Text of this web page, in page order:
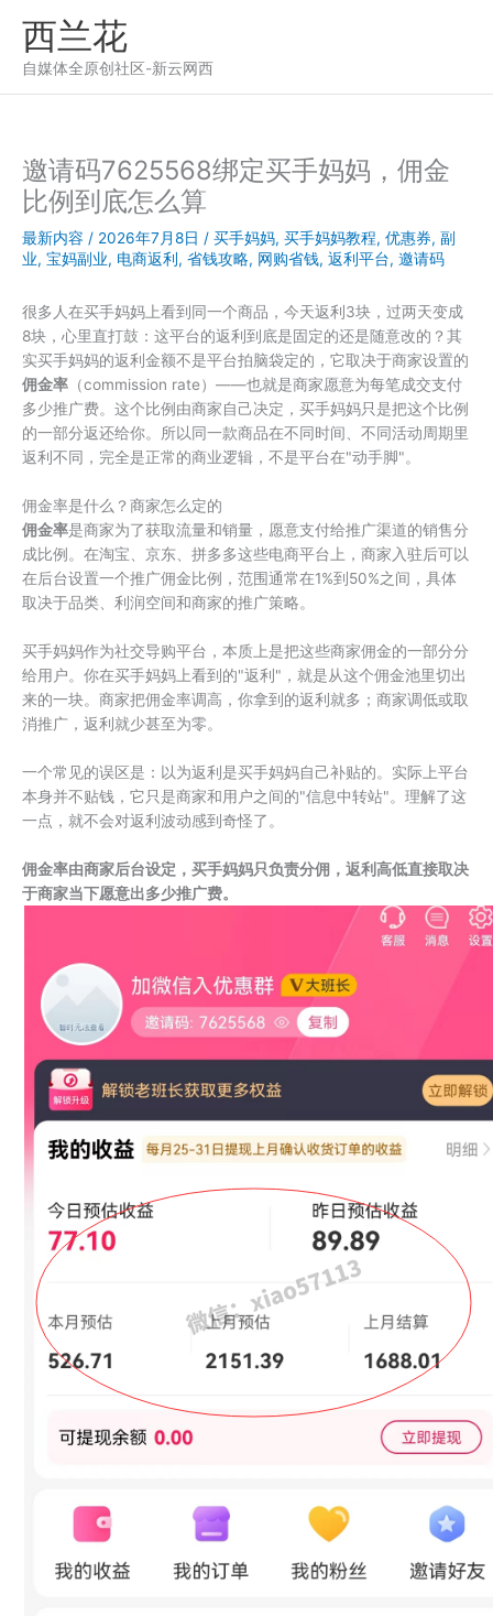
西兰花
自媒体全原创社区-新云网西
邀请码7625568绑定买手妈妈，佣金
比例到底怎么算
最新内容 / 2026年7月8日 / 买手妈妈, 买手妈妈教程, 优惠券, 副
业, 宝妈副业, 电商返利 , 省钱攻略, 网购省钱, 返利平台, 邀请码
很多人在买手妈妈上看到同一个商品，今天返利3块，过两天变成
8块，心里直打鼓：这平台的返利到底是固定的还是随意改的？其
实买手妈妈的返利金额不是平台拍脑袋定的，它取决于商家设置的
佣金率 （commission rate）——也就是商家愿意为每笔成交支付
多少推广费。这个比例由商家自己决定，买手妈妈只是把这个比例
的一部分返还给你。所以同一款商品在不同时间、不同活动周期里
返利不同，完全是正常的商业逻辑，不是平台在"动手脚"。
佣金率是什么？商家怎么定的
佣金率是商家为了获取流量和销量，愿意支付给推广渠道的销售分
成比例。在淘宝、京东、拼多多这些电商平台上，商家入驻后可以
在后台设置一个推广佣金比例，范围通常在1%到50%之间，具体
取决于品类、利润空间和商家的推广策略。
买手妈妈作为社交导购平台，本质上是把这些商家佣金的一部分分
给用户。你在买手妈妈上看到的"返利"，就是从这个佣金池里切出
来的一块。商家把佣金率调高，你拿到的返利就多；商家调低或取
消推广，返利就少甚至为零。
一个常见的误区是：以为返利是买手妈妈自己补贴的。实际上平台
本身并不贴钱，它只是商家和用户之间的"信息中转站"。理解了这
一点，就不会对返利波动感到奇怪了。
佣金率由商家后台设定，买手妈妈只负责分佣，返利高低直接取决
于商家当下愿意出多少推广费。